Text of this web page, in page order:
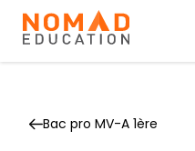
Bac pro MV-A 1ère